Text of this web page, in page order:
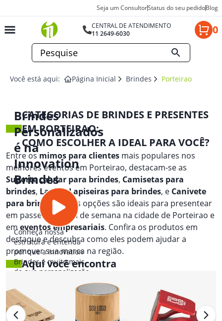
Seja um ConsultorStatus do seu pedidoBlog
CENTRAL DE ATENDIMENTO
11 2649-6030
0
Você está aqui: Página Inicial Brindes Porteirao
Brindes
Personalizados
é na
Innovation
Brindes
Conheça nossa
estrutura e entenda
por que a Innovation
Brindes é muito mais
do que personalização.
CATEGORIAS DE BRINDES E PRESENTES
EM PORTEIRAO:
COMO ESCOLHER A IDEAL PARA VOCÊ?
Entre osmimos para clientes mais populares nos
melhores eventos em Porteirao, destacam-se as
Suporte celular para brindes, Camisetas para
brindes, Lapis e Lapiseiras para brindes, e Canivete
para brindes. Essas opções são ideais para presentear
em passeios de fim de semana na cidade de Porteirao e
emeventos empresariais. Confira os produtos em
destaque e descubra como eles podem ajudar a
promover sua marca na região.
Aqui você encontra